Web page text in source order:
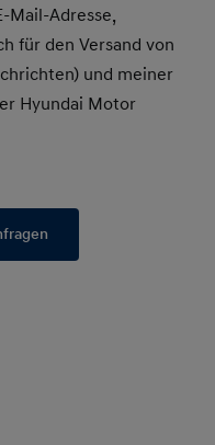
Mail-Adresse,
für den Versand von
und meiner
Hyundai Motor